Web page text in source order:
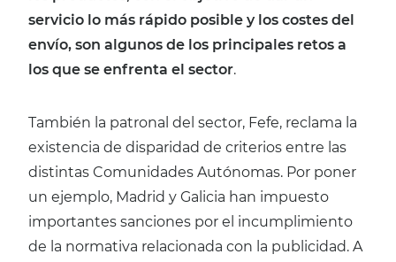
servicio lo más rápido posible y los costes del
envío, son algunos de los principales retos a
los que se enfrenta el sector.
También la patronal del sector, Fefe, reclama la
existencia de disparidad de criterios entre las
distintas Comunidades Autónomas. Por poner
un ejemplo, Madrid y Galicia han impuesto
importantes sanciones por el incumplimiento
de la normativa relacionada con la publicidad. A